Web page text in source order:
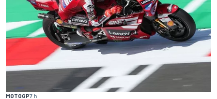
MOTOGP7 h